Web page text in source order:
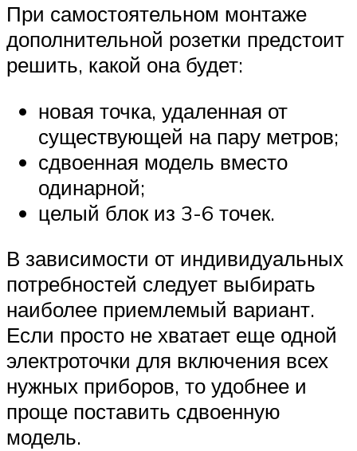
При самостоятельном монтаже
дополнительной розетки предстоит
решить, какой она будет:
новая точка, удаленная от
существующей на пару метров;
сдвоенная модель вместо
одинарной;
целый блок из 3-6 точек.
В зависимости от индивидуальных
потребностей следует выбирать
наиболее приемлемый вариант.
Если просто не хватает еще одной
электроточки для включения всех
нужных приборов, то удобнее и
проще поставить сдвоенную
модель.